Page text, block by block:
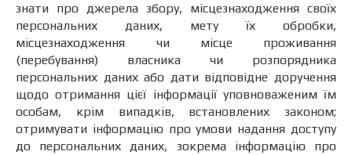
знати про джерела збору, місцезнаходження своїх
персональних даних, мету їх обробки,
місцезнаходження чи місце проживання
(перебування) власника чи розпорядника
персональних даних або дати відповідне доручення
щодо отримання цієї інформації уповноваженим їм
особам, крім випадків, встановлених законом;
отримувати інформацію про умови надання доступу
до персональних даних, зокрема інформацію про